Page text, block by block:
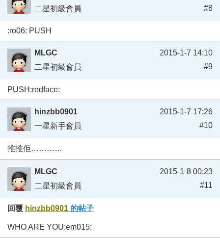
二星初級會員
#8
:ro06: PUSH
MLGC
二星初級會員
2015-1-7 14:10
#9
PUSH:redface:
hinzbb0901
一星新手會員
2015-1-7 17:26
#10
推推佢…………
MLGC
二星初級會員
2015-1-8 00:23
#11
回覆 hinzbb0901 的帖子
WHO ARE YOU:em015: